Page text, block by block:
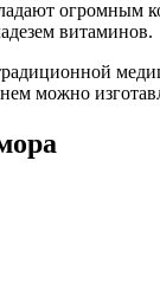
огромным
витаминов.
можно